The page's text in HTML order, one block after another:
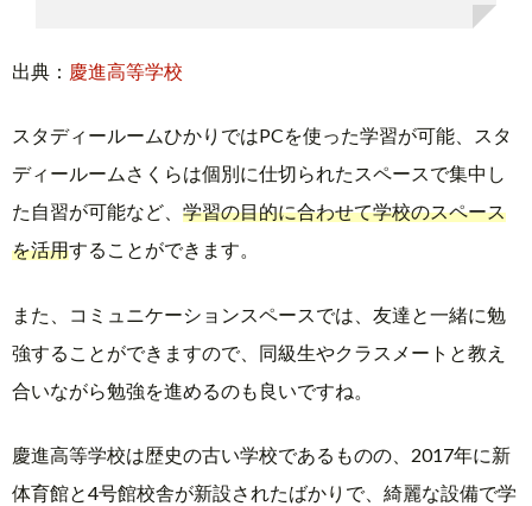
出典： 慶進高等学校
スタディールームひかりではPCを使った学習が可能、スタ
ディールームさくらは個別に仕切られたスペースで集中し
た自習が可能など、 学習の目的に合わせて学校のスペース
を活用することができます。
また、コミュニケーションスペースでは、友達と一緒に勉
強することができますので、同級生やクラスメートと教え
合いながら勉強を進めるのも良いですね。
慶進高等学校は歴史の古い学校であるものの、2017年に新
体育館と4号館校舎が新設されたばかりで、綺麗な設備で学